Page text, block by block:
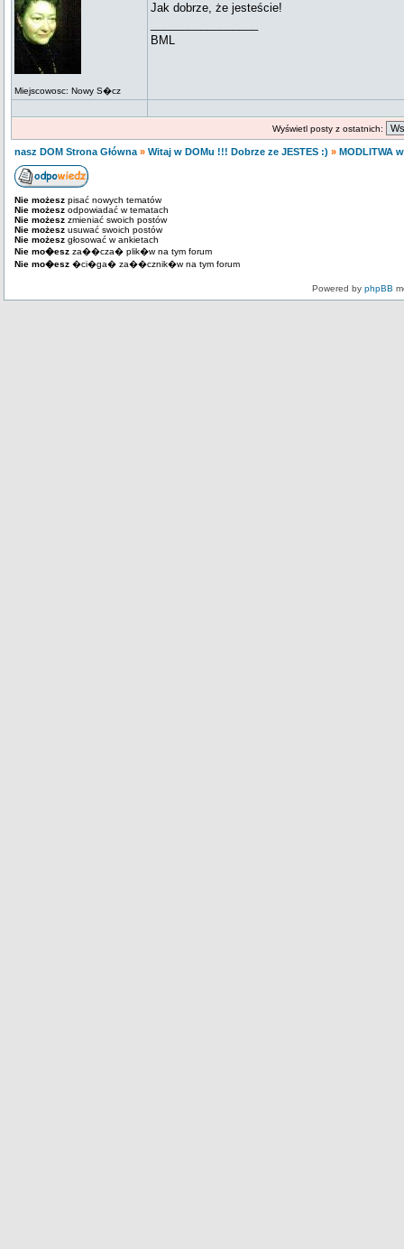
Miejscowosc: Nowy S�cz
Jak dobrze, że jesteście!
BML
Wyświetl posty z ostatnich:
nasz DOM Strona Główna » Witaj w DOMu !!! Dobrze ze JESTES :) » MODLITWA
Nie możesz pisać nowych tematów
Nie możesz odpowiadać w tematach
Nie możesz zmieniać swoich postów
Nie możesz usuwać swoich postów
Nie możesz głosować w ankietach
Nie mo�esz za��cza� plik�w na tym forum
Nie mo�esz �ci�ga� za��cznik�w na tym forum
Powered by phpBB